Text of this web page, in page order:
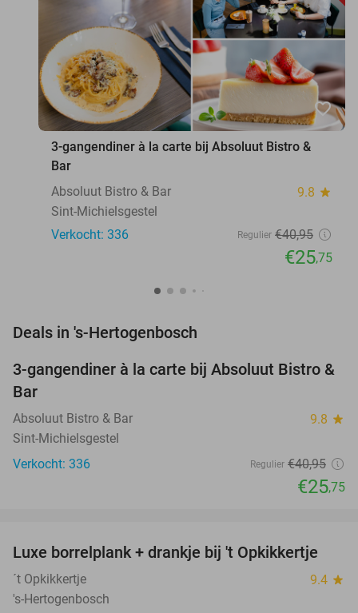
favorite_border
3-gangendiner à la carte bij Absoluut Bistro &
Bar
Absoluut Bistro & Bar
9.8 star
Sint-Michielsgestel
Verkocht: 336
Regulier €40,95
€25,75
Deals in 's-Hertogenbosch
37%
3-gangendiner à la carte bij Absoluut Bistro &
Bar
Absoluut Bistro & Bar 9.8 star
Sint-Michielsgestel
Verkocht: 336
Regulier €40,95
€25,75
41%
TODAY
Luxe borrelplank + drankje bij 't Opkikkertje
´t Opkikkertje 9.4 star
's-Hertogenbosch